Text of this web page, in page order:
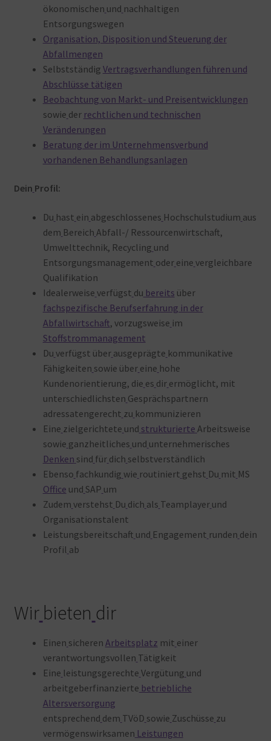
ökonomischen und nachhaltigen
Entsorgungswegen
Organisation, Disposition und Steuerung der
Abfallmengen
Selbstständig Vertragsverhandlungen führen und
Abschlüsse tätigen
Beobachtung von Markt- und Preisentwicklungen
sowie der rechtlichen und technischen
Veränderungen
Beratung der im Unternehmensverbund
vorhandenen Behandlungsanlagen
Dein Profil:
Du hast ein abgeschlossenes Hochschulstudium aus
dem Bereich Abfall-/ Ressourcenwirtschaft,
Umwelttechnik, Recycling und
Entsorgungsmanagement oder eine vergleichbare
Qualifikation
Idealerweise verfügst du bereits über
fachspezifische Berufserfahrung in der
Abfallwirtschaft, vorzugsweise im
Stoffstrommanagement
Du verfügst über ausgeprägte kommunikative
Fähigkeiten sowie über eine hohe
Kundenorientierung, die es dir ermöglicht, mit
unterschiedlichsten Gesprächspartnern
adressatengerecht zu kommunizieren
Eine zielgerichtete und strukturierte Arbeitsweise
sowie ganzheitliches und unternehmerisches
Denken sind für dich selbstverständlich
Ebenso fachkundig wie routiniert gehst Du mit MS
Office und SAP um
Zudem verstehst Du dich als Teamplayer und
Organisationstalent
Leistungsbereitschaft und Engagement runden dein
Profil ab
Wir bieten dir
Einen sicheren Arbeitsplatz mit einer
verantwortungsvollen Tätigkeit
Eine leistungsgerechte Vergütung und
arbeitgeberfinanzierte betriebliche
Altersversorgung
entsprechend dem TVöD sowie Zuschüsse zu
vermögenswirksamen Leistungen